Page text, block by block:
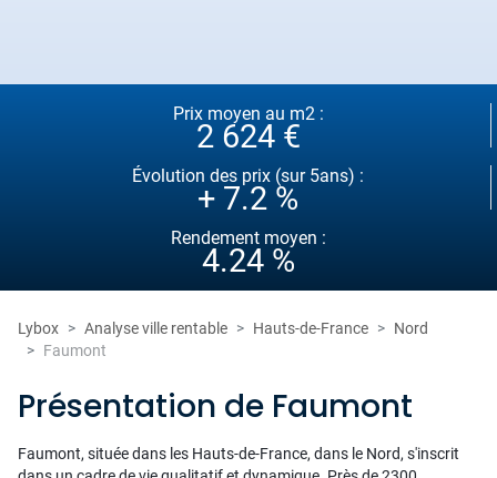
Prix moyen au m2 :
2 624 €
Évolution des prix (sur 5ans) :
+ 7.2 %
Rendement moyen :
4.24 %
Lybox Analyse ville rentable Hauts-de-France
Nord
Faumont
Présentation de Faumont
Faumont, située dans les Hauts-de-France, dans le Nord, s'inscrit